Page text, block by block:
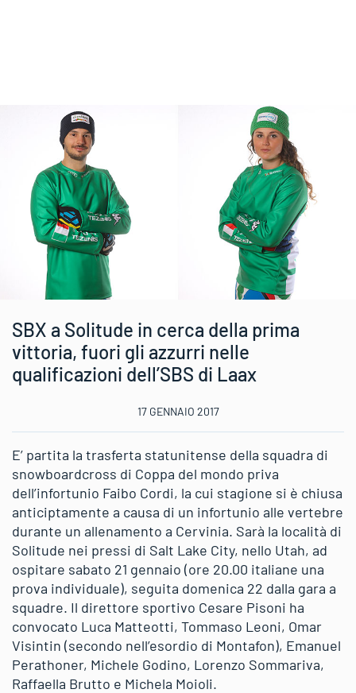
SBX a Solitude in cerca della prima
vittoria, fuori gli azzurri nelle
qualificazioni dell’SBS di Laax
17 GENNAIO 2017
E’ partita la trasferta statunitense della squadra di
snowboardcross di Coppa del mondo priva
dell’infortunio Faibo Cordi, la cui stagione si è chiusa
anticiptamente a causa di un infortunio alle vertebre
durante un allenamento a Cervinia. Sarà la località di
Solitude nei pressi di Salt Lake City, nello Utah, ad
ospitare sabato 21 gennaio (ore 20.00 italiane una
prova individuale), seguita domenica 22 dalla gara a
squadre. Il direttore sportivo Cesare Pisoni ha
convocato Luca Matteotti, Tommaso Leoni, Omar
Visintin (secondo nell’esordio di Montafon), Emanuel
Perathoner, Michele Godino, Lorenzo Sommariva,
Raffaella Brutto e Michela Moioli.